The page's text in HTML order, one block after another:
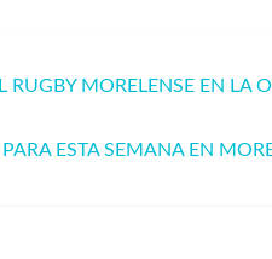
RUGBY MORELENSE EN LA
ESTA SEMANA EN